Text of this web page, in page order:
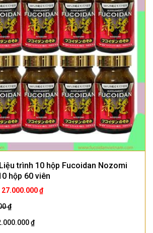
trình 10 hộp Fucoidan Nozomi
hộp 60 viên
₫
₫
₫